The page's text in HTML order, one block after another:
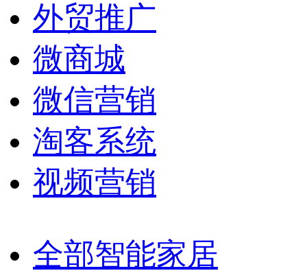
外贸推广
微商城
微信营销
淘客系统
视频营销
全部智能家居